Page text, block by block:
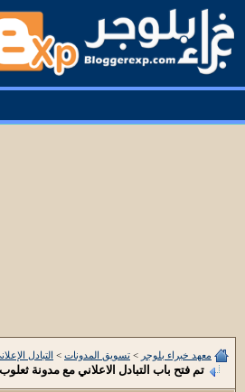
معهد خبراء بلوجر > تسويق المدونات > التبادل
تم فتح باب التبادل الاعلاني مع مدونة ثعلوب